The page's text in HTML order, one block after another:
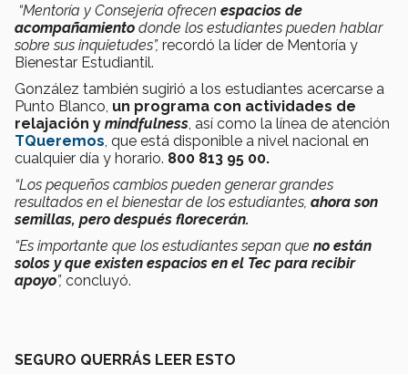
“Mentoría y Consejería ofrecen espacios de
acompañamiento donde los estudiantes pueden hablar
sobre sus inquietudes”, recordó la líder de Mentoría y
Bienestar Estudiantil.
González también sugirió a los estudiantes acercarse a
Punto Blanco, un programa con actividades de
relajación y mindfulness , así como la línea de atención
TQueremos , que está disponible a nivel nacional en
cualquier día y horario. 800 813 95 00.
“Los pequeños cambios pueden generar grandes
resultados en el bienestar de los estudiantes, ahora son
semillas, pero después florecerán.
“Es importante que los estudiantes sepan que no están
solos y que existen espacios en el Tec para recibir
apoyo”, concluyó.
SEGURO QUERRÁS LEER ESTO